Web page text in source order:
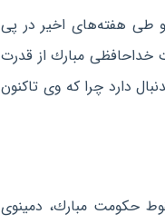
و طی هفته‌های اخیر در پی
خداحافظی مبارك از قدرت
دارد چرا كه وی تاكنون
حكومت مبارك، دمینوی